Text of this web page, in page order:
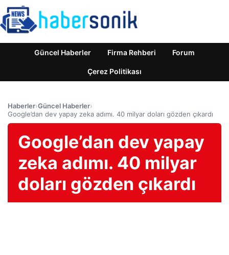
Güncel Haberler Firma Rehberi Forum
Çerez Politikası
Haberler›Güncel Haberler›
Google’dan dev yapay zeka adımı. 40 milyar doları gözden çıkardı
Google’dan dev yapay
zeka adımı. 40 milyar
doları gözden çıkardı